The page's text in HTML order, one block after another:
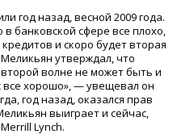
год назад, весной 2009 года.
банковской сфере все плохо,
и скоро будет вторая
утверждал, что
волне не может быть и
все хорошо», — увещевал он
год назад, оказался прав
выиграет и сейчас,
Lynch.